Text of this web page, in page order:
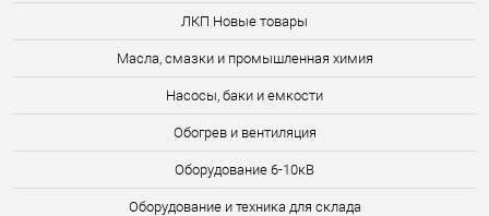
ЛКП Новые товары
Масла, смазки и промышленная химия
Насосы, баки и емкости
Обогрев и вентиляция
Оборудование 6-10кВ
Оборудование и техника для склада